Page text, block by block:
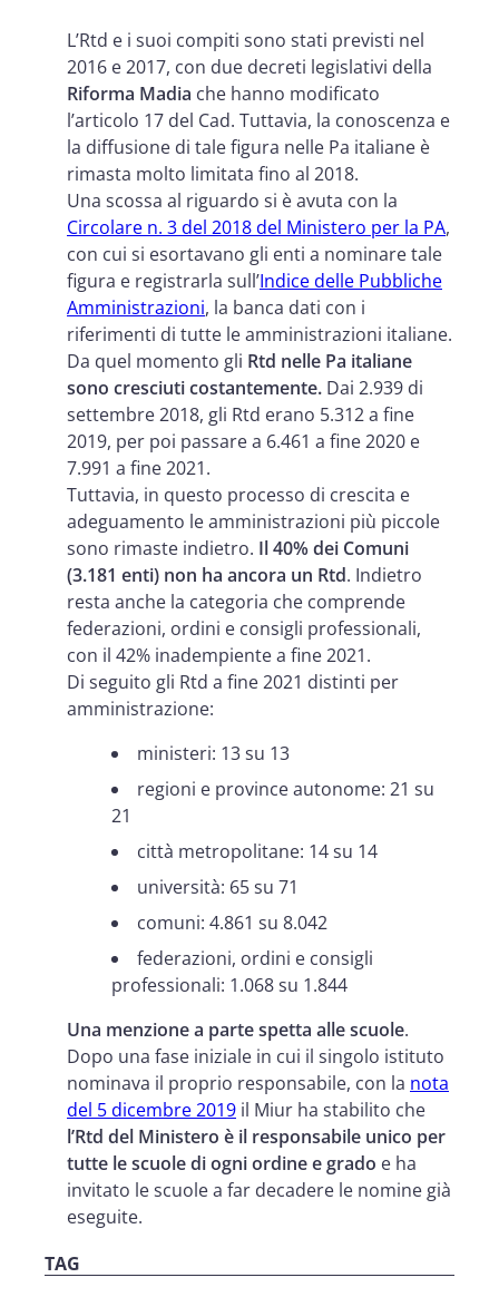
L’Rtd e i suoi compiti sono stati previsti nel
2016 e 2017, con due decreti legislativi della
Riforma Madia che hanno modificato
l’articolo 17 del Cad. Tuttavia, la conoscenza e
la diffusione di tale figura nelle Pa italiane è
rimasta molto limitata fino al 2018.
Una scossa al riguardo si è avuta con la
Circolare n. 3 del 2018 del Ministero per la PA,
con cui si esortavano gli enti a nominare tale
figura e registrarla sull’Indice delle Pubbliche
Amministrazioni, la banca dati con i
riferimenti di tutte le amministrazioni italiane.
Da quel momento gli Rtd nelle Pa italiane
sono cresciuti costantemente. Dai 2.939 di
settembre 2018, gli Rtd erano 5.312 a fine
2019, per poi passare a 6.461 a fine 2020 e
7.991 a fine 2021.
Tuttavia, in questo processo di crescita e
adeguamento le amministrazioni più piccole
sono rimaste indietro. Il 40% dei Comuni
(3.181 enti) non ha ancora un Rtd. Indietro
resta anche la categoria che comprende
federazioni, ordini e consigli professionali,
con il 42% inadempiente a fine 2021.
Di seguito gli Rtd a fine 2021 distinti per
amministrazione:
ministeri: 13 su 13
regioni e province autonome: 21 su
21
città metropolitane: 14 su 14
università: 65 su 71
comuni: 4.861 su 8.042
federazioni, ordini e consigli
professionali: 1.068 su 1.844
Una menzione a parte spetta alle scuole.
Dopo una fase iniziale in cui il singolo istituto
nominava il proprio responsabile, con la nota
del 5 dicembre 2019 il Miur ha stabilito che
l’Rtd del Ministero è il responsabile unico per
tutte le scuole di ogni ordine e grado e ha
invitato le scuole a far decadere le nomine già
eseguite.
TAG